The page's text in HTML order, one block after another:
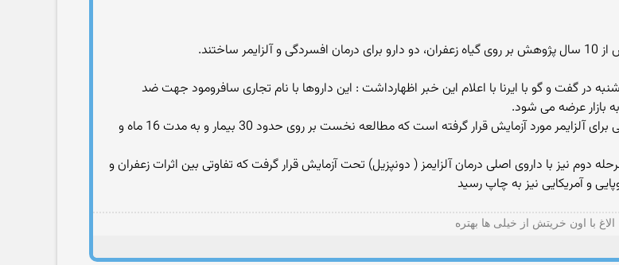
در گفت و گو با ایرنا با اعلام این خبر اظهارداشت : این داروها با نام تجاری سافرومود جهت ضد
بازار عرضه می شود.
دكتر شاهین آخوند زاده افزود : گیاه زعفران در دو مطالعه كارآزمایی بالینی برای آلزایمر مورد آزمایش قرار گرفته است كه مطالعه نخست بر روی حدود 30 بیمار و به مدت 16 ماه و
دوم نیز با داروی اصلی درمان آلزایمز ( دونپزیل) تحت آزمایش قرار گرفت كه تفاوتی بین اثرات زعفران و
و آمریكایی نیز به چاپ رسید
الاغ با اون خریتش از خیلی ها بهتره